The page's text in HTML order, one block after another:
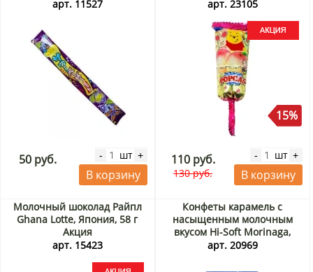
арт. 11527
50 руб. - шт +
В корзину
арт. 23105
15%
110 руб.
130 руб.
- шт +
В корзину
Молочный шоколад Райпл
Ghana Lotte, Япония, 58 г
Акция
арт. 15423
Конфеты карамель с
насыщенным молочным
вкусом Hi-Soft Morinaga,
Япония, 58,8 г
арт. 20969